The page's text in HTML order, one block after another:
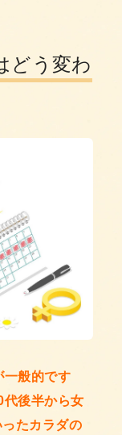
どう変わ
般的です
後半から女
たカラダの